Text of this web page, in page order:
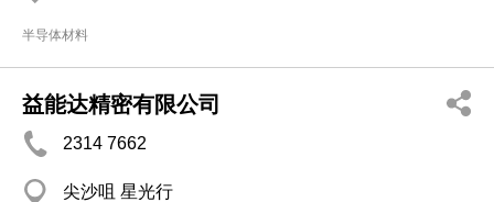
半导体材料
益能达精密有限公司
2314 7662
尖沙咀 星光行